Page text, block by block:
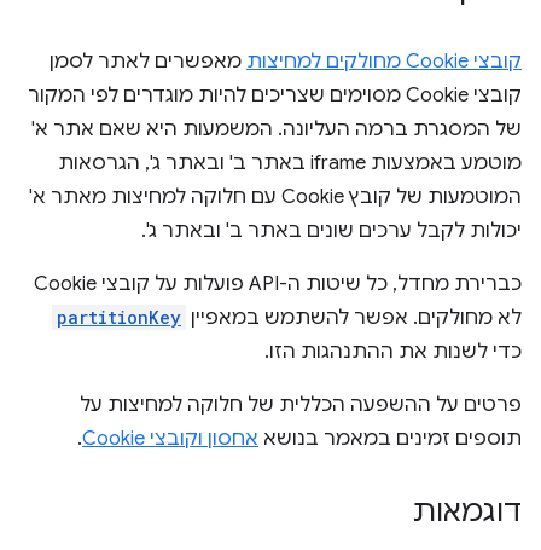
קובצי Cookie מחולקים למחיצות
מאפשרים לאתר לסמן
קובצי Cookie מסוימים שצריכים להיות מוגדרים לפי המקור
של המסגרת ברמה העליונה. המשמעות היא שאם אתר א'
מוטמע באמצעות iframe באתר ב' ובאתר ג', הגרסאות
המוטמעות של קובץ Cookie עם חלוקה למחיצות מאתר א'
יכולות לקבל ערכים שונים באתר ב' ובאתר ג'.
כברירת מחדל, כל שיטות ה-API פועלות על קובצי Cookie
לא מחולקים. אפשר להשתמש במאפיין partitionKey
כדי לשנות את ההתנהגות הזו.
פרטים על ההשפעה הכללית של חלוקה למחיצות על
תוספים זמינים במאמר בנושא אחסון וקובצי Cookie .
דוגמאות